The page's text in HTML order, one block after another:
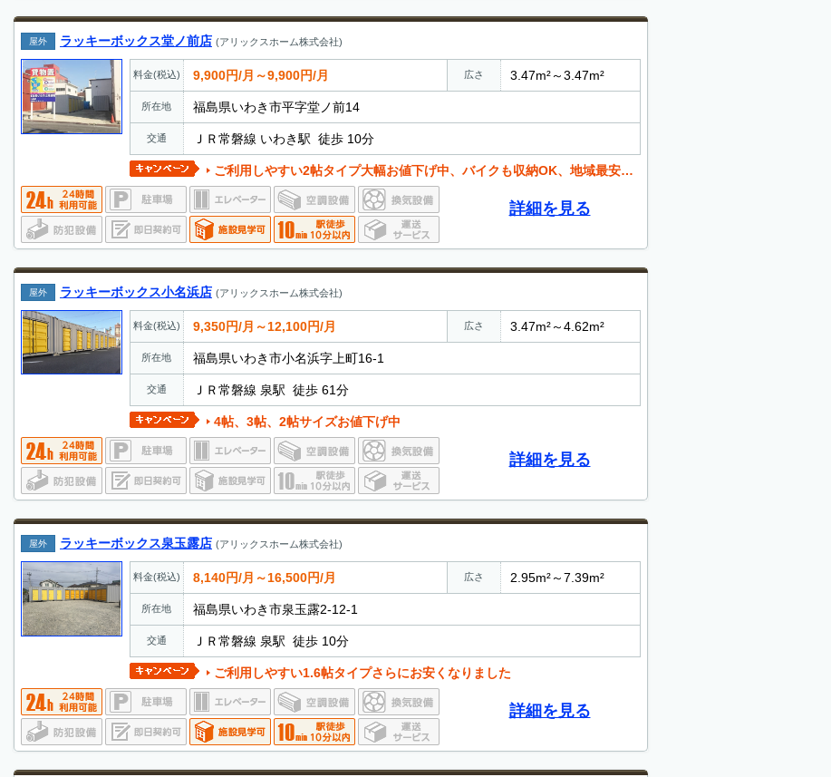
屋外 ラッキーボックス堂ノ前店 (アリックスホーム株式会社)
料金(税込) 9,900円/月～9,900円/月 広さ 3.47m²～3.47m²
所在地 福島県いわき市平字堂ノ前14
交通 ＪＲ常磐線 いわき駅 徒歩 10分
ご利用しやすい2帖タイプ大幅お値下げ中、バイクも収納OK、地域最安で出店しています^^
詳細を見る
屋外 ラッキーボックス小名浜店 (アリックスホーム株式会社)
料金(税込) 9,350円/月～12,100円/月 広さ 3.47m²～4.62m²
所在地 福島県いわき市小名浜字上町16-1
交通 ＪＲ常磐線 泉駅 徒歩 61分
4帖、3帖、2帖サイズお値下げ中
詳細を見る
屋外 ラッキーボックス泉玉露店 (アリックスホーム株式会社)
料金(税込) 8,140円/月～16,500円/月 広さ 2.95m²～7.39m²
所在地 福島県いわき市泉玉露2-12-1
交通 ＪＲ常磐線 泉駅 徒歩 10分
ご利用しやすい1.6帖タイプさらにお安くなりました
詳細を見る